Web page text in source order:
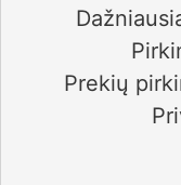
Prekių